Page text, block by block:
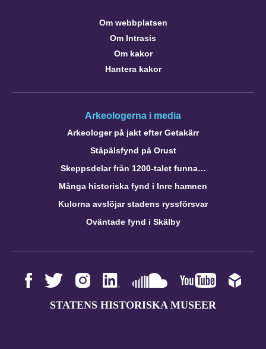
Om webbplatsen
Om Intrasis
Om kakor
Hantera kakor
Arkeologerna i media
Arkeologer på jakt efter Getakärr
Ståpälsfynd på Orust
Skeppsdelar från 1200-talet funna…
Många historiska fynd i Inre hamnen
Kulorna avslöjar stadens ryssförsvar
Oväntade fynd i Skälby
STATENS HISTORISKA MUSEER